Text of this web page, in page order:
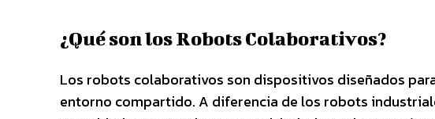
¿Qué son los Robots Colaborativos?
Los robots colaborativos son dispositivos diseñados
entorno compartido. A diferencia de los robots